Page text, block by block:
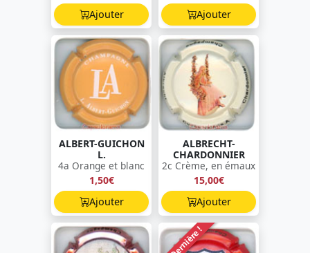
Ajouter
Ajouter
ALBERT-GUICHON
L.
4a Orange et blanc
1,50€
Ajouter
ALBRECHT-
CHARDONNIER
2c Crème, en émaux
15,00€
Ajouter
Dernière !